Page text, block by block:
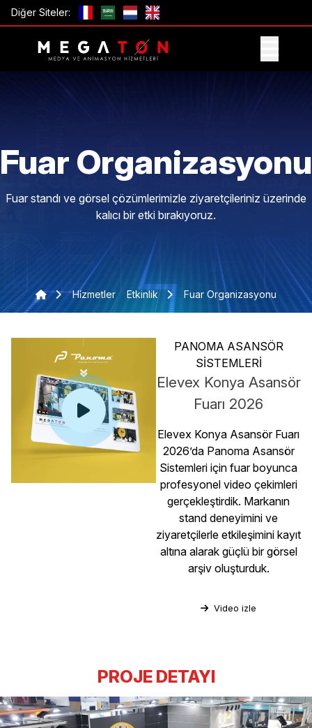
Diğer Siteler:
Fuar Organizasyonu
Fuar standı ve görsel çözümlerimizle ziyaretçileriniz üzerinde
kalıcı bir etki bırakıyoruz.
Hi̇zmetler Etkinlik Fuar Organizasyonu
PANOMA ASANSÖR
SİSTEMLERİ
Elevex Konya Asansör
Fuarı 2026
Elevex Konya Asansör Fuarı
2026’da Panoma Asansör
Sistemleri için fuar boyunca
profesyonel video çekimleri
gerçekleştirdik. Markanın
stand deneyimini ve
ziyaretçilerle etkileşimini kayıt
altına alarak güçlü bir görsel
arşiv oluşturduk.
Video izle
PROJE DETAYI